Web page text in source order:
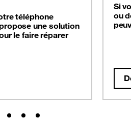
téléphone
une solution
le faire réparer
Si
ou